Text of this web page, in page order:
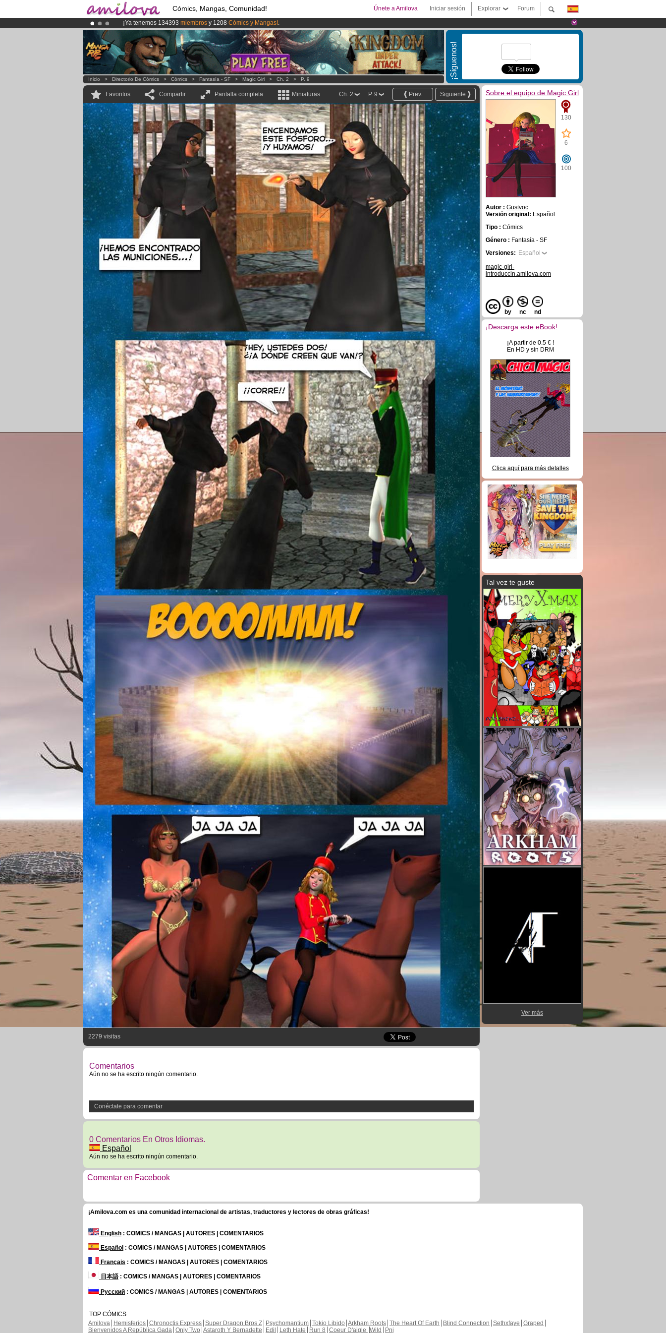
Cómics, Mangas, Comunidad! Forum
Explorar
Iniciar sesión
Únete a Amilova
¡Ya tenemos 134393 miembros y 1208 Cómics y Mangas!.
¡El Kickstarter Amilova está desormado lanzado!.
¡Conviertete en Premium por3.95 euros al mes!Hazte Premium ya
¡Síguenos!
Inicio > Directorio De Cómics > Cómics > Fantasía - SF > Magic Girl > Ch. 2 > P. 9
Favoritos Compartir Pantalla completa Miniaturas Siguiente
Prev.
P. 9
Ch. 2
2279 visitas
Comentarios
Aún no se ha escrito ningún comentario.
Conéctate para comentar
0 Comentarios En Otros Idiomas.
Español
Aún no se ha escrito ningún comentario.
Comentar en Facebook
Sobre el equipo de Magic Girl
130
6
100
Autor : Gustvoc
Versión original: Español
Tipo : Cómics
Género : Fantasía - SF
Versiones: Español
magic-girl-
introduccin.amilova.com
by nc nd
¡Descarga este eBook!
¡A partir de 0.5 € !
En HD y sin DRM
Clica aquí para más detalles
Tal vez te guste
Ver más
¡Amilova.com es una comunidad internacional de artistas, traductores y lectores de obras gráficas!
English : COMICS / MANGAS | AUTORES | COMENTARIOS
Español : COMICS / MANGAS | AUTORES | COMENTARIOS
Français : COMICS / MANGAS | AUTORES | COMENTARIOS
日本語: COMICS / MANGAS | AUTORES | COMENTARIOS
Русский : COMICS / MANGAS | AUTORES | COMENTARIOS
TOP CÓMICS
Amilova
Hemisferios Chronoctis Express Super Dragon Bros Z Psychomantium Tokio Libido Arkham Roots The Heart Of Earth Blind Connection Sethxfaye Graped
Bienvenidos A República Gada Only Two Astaroth Y Bernadette Edil Leth Hate Run 8 Coeur D'aigle Wild Pnj